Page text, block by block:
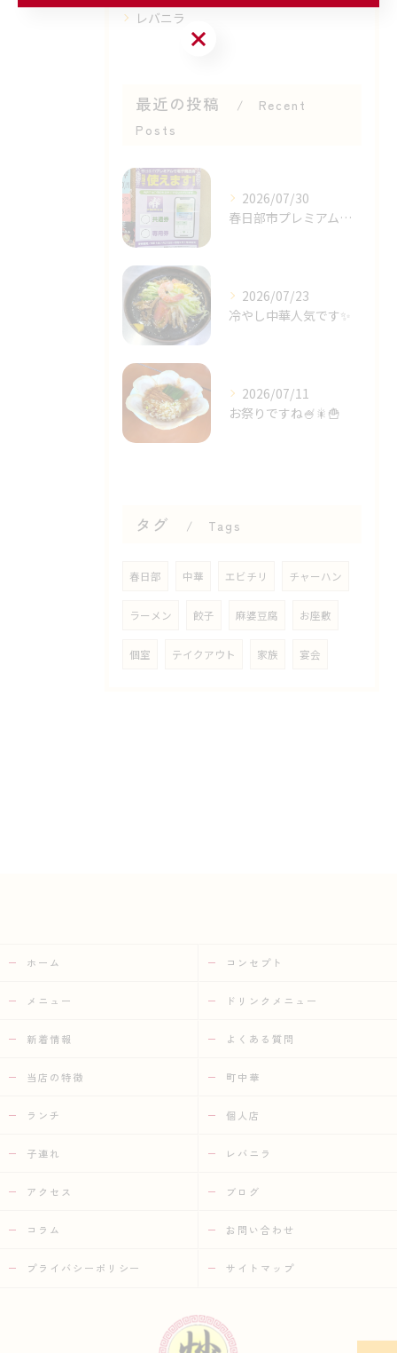
レバニラ
最近の投稿
Recent
Posts
2026/07/30
春日部市プレミアム商品券✨⁡
2026/07/23
冷やし中華人気です✨⁡
2026/07/11
お祭りですね🍧🎇🍟⁡
タグ Tags
春日部 中華 エビチリ チャーハン
ラーメン 餃子 麻婆豆腐 お座敷
個室 テイクアウト 家族 宴会
ホーム コンセプト
メニュー ドリンクメニュー
新着情報 よくある質問
当店の特徴 町中華
ランチ 個人店
子連れ レバニラ
アクセス ブログ
コラム お問い合わせ
プライバシーポリシー サイトマップ
ご予約はこちら